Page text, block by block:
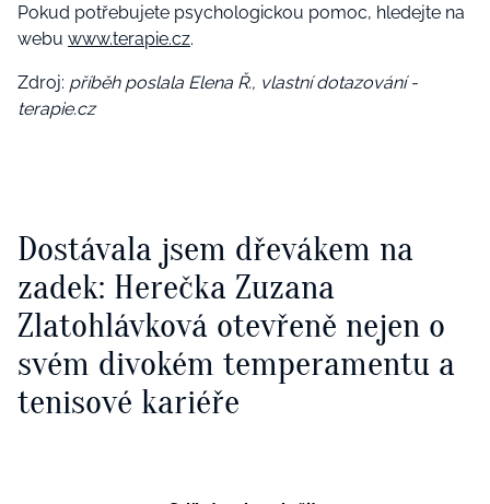
Pokud potřebujete psychologickou pomoc, hledejte na
webu www.terapie.cz.
Zdroj: příběh poslala Elena Ř., vlastní dotazování -
terapie.cz
Dostávala jsem dřevákem na
zadek: Herečka Zuzana
Zlatohlávková otevřeně nejen o
svém divokém temperamentu a
tenisové kariéře